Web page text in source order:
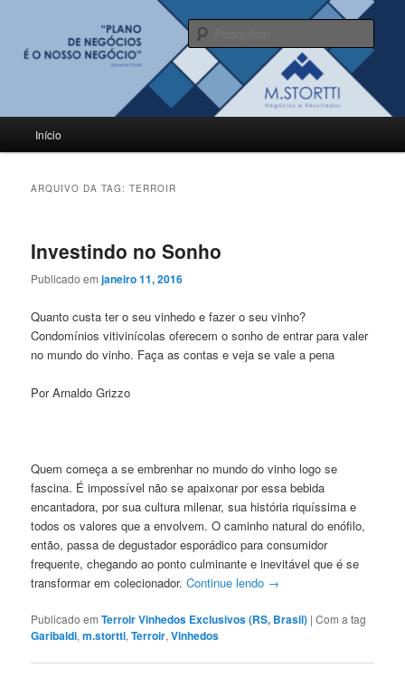
BLOG M.Stortti
principal
Início
ARQUIVO DA TAG:TERROIR
Investindo no Sonho
Publicado emjaneiro 11, 2016
Quanto custa ter o seu vinhedo e fazer o seu vinho?
Condomínios vitivinícolas oferecem o sonho de entrar para valer
no mundo do vinho. Faça as contas e veja se vale a pena
Por Arnaldo Grizzo
Quem começa a se embrenhar no mundo do vinho logo se
fascina. É impossível não se apaixonar por essa bebida
encantadora, por sua cultura milenar, sua história riquíssima e
todos os valores que a envolvem. O caminho natural do enófilo,
então, passa de degustador esporádico para consumidor
frequente, chegando ao ponto culminante e inevitável que é se
transformar em colecionador.Continue lendo →
Publicado em Terroir Vinhedos Exclusivos (RS, Brasil) |Com a tag
Garibaldi,m.stortti,Terroir,Vinhedos